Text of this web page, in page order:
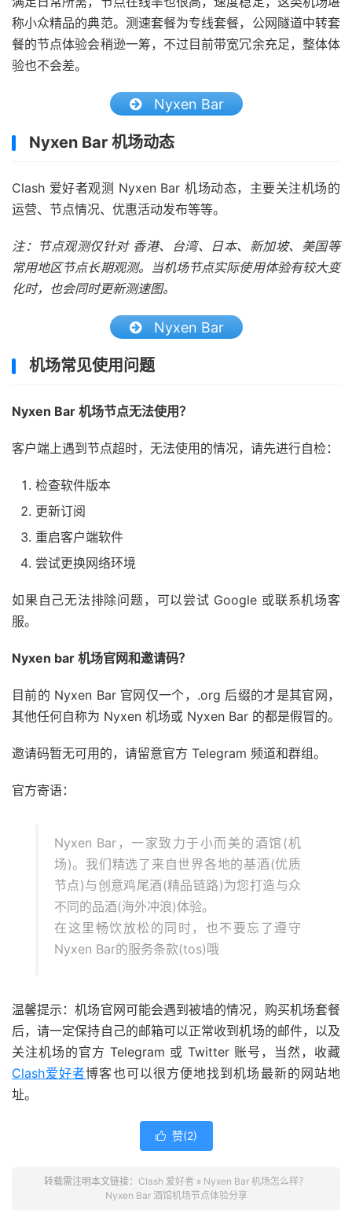
称小众精品的典范。测速套餐为专线套餐，公网隧道中转套
餐的节点体验会稍逊一筹，不过目前带宽冗余充足，整体体
验也不会差。
Nyxen Bar
Nyxen Bar 机场动态
Clash 爱好者观测 Nyxen Bar 机场动态，主要关注机场的
运营、节点情况、优惠活动发布等等。
注：节点观测仅针对 香港、台湾、日本、新加坡、美国等
常用地区节点长期观测。当机场节点实际使用体验有较大变
化时，也会同时更新测速图。
Nyxen Bar
机场常见使用问题
Nyxen Bar 机场节点无法使用？
客户端上遇到节点超时，无法使用的情况，请先进行自检：
检查软件版本
更新订阅
重启客户端软件
尝试更换网络环境
如果自己无法排除问题，可以尝试 Google 或联系机场客
服。
Nyxen bar 机场官网和邀请码？
目前的 Nyxen Bar 官网仅一个，.org 后缀的才是其官网，
其他任何自称为 Nyxen 机场或 Nyxen Bar 的都是假冒的。
邀请码暂无可用的，请留意官方 Telegram 频道和群组。
官方寄语：
Nyxen Bar，一家致力于小而美的酒馆(机
场)。我们精选了来自世界各地的基酒(优质
节点)与创意鸡尾酒(精品链路)为您打造与众
不同的品酒(海外冲浪)体验。
在这里畅饮放松的同时，也不要忘了遵守
Nyxen Bar的服务条款(tos)哦
温馨提示：机场官网可能会遇到被墙的情况，购买机场套餐
后，请一定保持自己的邮箱可以正常收到机场的邮件，以及
关注机场的官方 Telegram 或 Twitter 账号，当然，收藏
Clash爱好者博客也可以很方便地找到机场最新的网站地
址。
 赞(2)
转载需注明本文链接： Clash 爱好者 » Nyxen Bar 机场怎么样？
Nyxen Bar 酒馆机场节点体验分享